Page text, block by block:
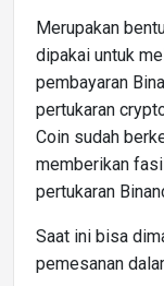
Merupakan
dipakai untuk
pembayaran
pertukaran
Coin sudah
memberikan
pertukaran
Saat ini bisa
pemesanan